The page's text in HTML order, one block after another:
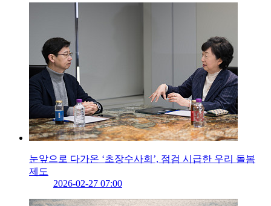
눈앞으로 다가온 ‘초장수사회’, 점검 시급한 우리 돌봄
제도
2026-02-27 07:00